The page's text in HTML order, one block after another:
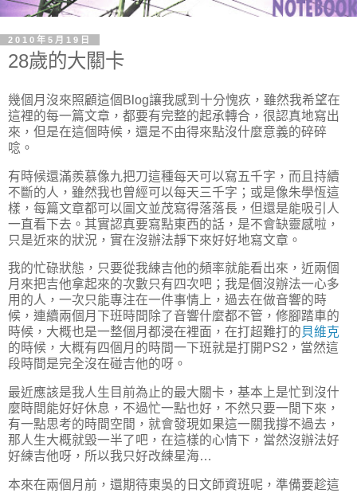
2010年5月19日
28歲的大關卡
幾個月沒來照顧這個Blog讓我感到十分愧疚，雖然我希望在
這裡的每一篇文章，都要有完整的起承轉合，很認真地寫出
來，但是在這個時候，還是不由得來點沒什麼意義的碎碎
唸。
有時候還滿羨慕像九把刀這種每天可以寫五千字，而且持續
不斷的人，雖然我也曾經可以每天三千字；或是像朱學恆這
樣，每篇文章都可以圖文並茂寫得落落長，但還是能吸引人
一直看下去。其實認真要寫點東西的話，是不會缺靈感啦，
只是近來的狀況，實在沒辦法靜下來好好地寫文章。
我的忙碌狀態，只要從我練吉他的頻率就能看出來，近兩個
月來把吉他拿起來的次數只有四次吧；我是個沒辦法一心多
用的人，一次只能專注在一件事情上，過去在做音響的時
候，連續兩個月下班時間除了音響什麼都不管，修腳踏車的
時候，大概也是一整個月都浸在裡面，在打超難打的貝維克
的時候，大概有四個月的時間一下班就是打開PS2，當然這
段時間是完全沒在碰吉他的呀。
最近應該是我人生目前為止的最大關卡，基本上是忙到沒什
麼時間能好好休息，不過忙一點也好，不然只要一閒下來，
有一點思考的時間空間，就會發現如果這一關我撐不過去，
那人生大概就毀一半了吧，在這樣的心情下，當然沒辦法好
好練吉他呀，所以我只好改練星海…
本來在兩個月前，還期待東吳的日文師資班呢，準備要趁這